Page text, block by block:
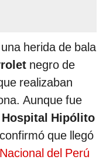
herida de bala
negro de
realizaban
Aunque fue
Hospital Hipólito
que llegó
del Perú